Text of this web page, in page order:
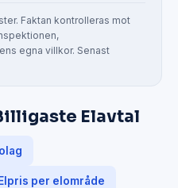
Faktan kontrolleras mot
egna villkor. Senast
Elavtal
Elpris per elområde